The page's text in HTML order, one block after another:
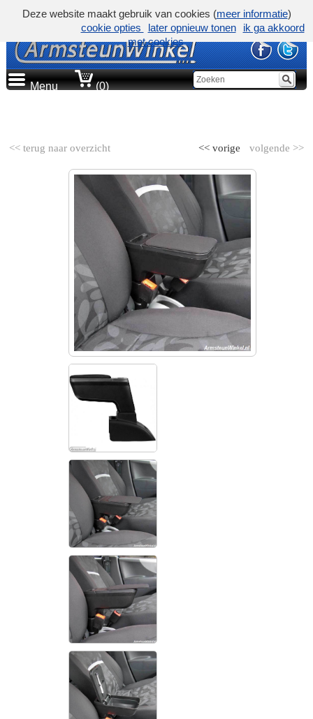
Menu (0)
<< terug naar overzicht volgende >>
<< vorige
Deze website maakt gebruik van cookies (meer informatie)
cookie opties
later opnieuw tonen
ik ga akkoord
met cookies